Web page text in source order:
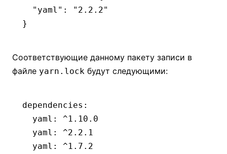
  "yaml"
:
"2.2.2"
}
Соответствующие данному пакету записи в
файле yarn.lock будут следующими:
dependencies :
  yaml
:
^1.10.0
  yaml
:
^2.2.1
  yaml
:
^1.7.2